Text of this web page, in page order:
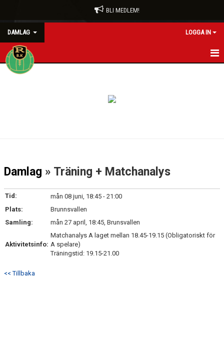
BLI MEDLEM!
DAMLAG LOGGA IN
HEM
BILDGALLERI
KONTAKT
Damlag » Träning + Matchanalys
Tid:
mån 08 juni, 18:45 - 21:00
Plats:
Brunnsvallen
Samling:
mån 27 april, 18:45, Brunsvallen
Aktivitetsinfo:
Matchanalys A laget mellan 18.45-19.15 (Obligatoriskt för
A spelare)
Träningstid: 19.15-21.00
<< Tillbaka